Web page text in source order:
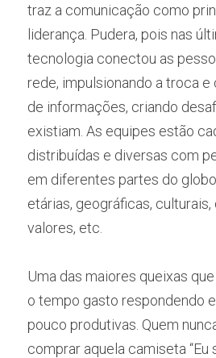
traz a comunicação como
liderança. Pudera, pois nas
tecnologia conectou as
rede, impulsionando a troca
de informações, criando
existiam. As equipes estão
distribuídas e diversas com
em diferentes partes do
etárias, geográficas, culturais,
valores, etc.
Uma das maiores queixas
o tempo gasto respondendo
pouco produtivas. Quem
comprar aquela camiseta “Eu